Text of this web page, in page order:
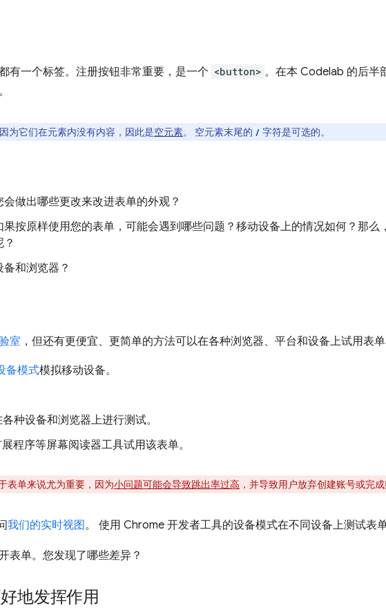
有一个标签。注册按钮非常重要，是一个 <button> 。在本 Codelab 的后半
为它们在元素内没有内容，因此是空元素。 空元素末尾的 / 字符是可选的。
做出哪些更改来改进表单的外观？
果按原样使用您的表单，可能会遇到哪些问题？移动设备上的情况如何？那么
？
和浏览器？
室 ，但还有更便宜、更简单的方法可以在各种浏览器、平台和设备上试用表单
备模式模拟移动设备。
种设备和浏览器上进行测试。
程序等屏幕阅读器工具试用该表单。
表单来说尤为重要，因为小问题可能会导致跳出率过高 ，并导致用户放弃创建账号或完成
我们的实时视图。 使用 Chrome 开发者工具的设备模式在不同设备上测试表单
表单。您发现了哪些差异？
地发挥作用